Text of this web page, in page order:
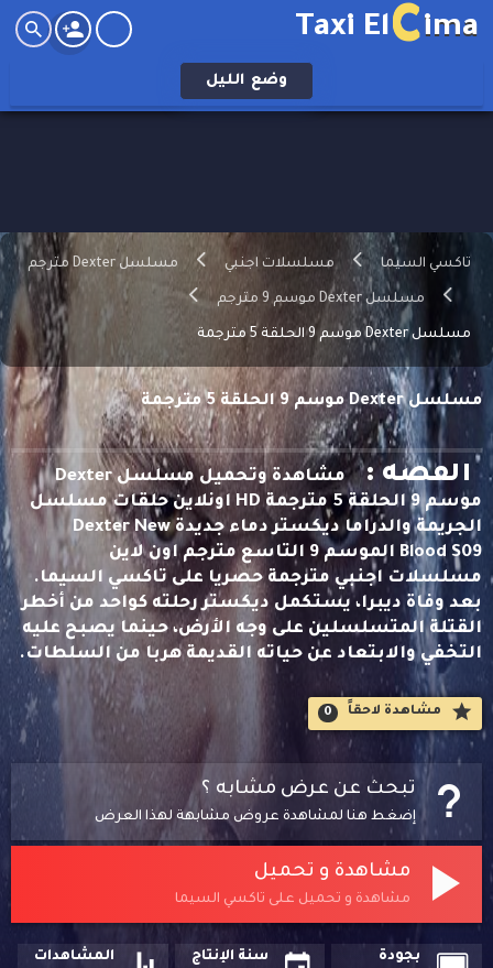
Taxi ElCima
وضع الليل
تاكسي السيما مسلسلات اجنبي مسلسل Dexter مترجم
مسلسل Dexter موسم 9 مترجم
مسلسل Dexter موسم 9 الحلقة 5 مترجمة
مسلسل Dexter موسم 9 الحلقة 5 مترجمة
القصه :
مشاهدة وتحميل مسلسل Dexter
موسم 9 الحلقة 5 مترجمة HD اونلاين حلقات مسلسل
الجريمة والدراما ديكستر دماء جديدة Dexter New
Blood S09 الموسم 9 التاسع مترجم اون لاين
مسلسلات اجنبي مترجمة حصريا على تاكسي السيما.
بعد وفاة ديبرا، يستكمل ديكستر رحلته كواحد من أخطر
القتلة المتسلسلين على وجه الأرض، حينما يصبح عليه
التخفي والابتعاد عن حياته القديمة هربا من السلطات.
مشاهدة لاحقاََ 0
تبحث عن عرض مشابه ؟
إضغط هنا لمشاهدة عروض مشابهة لهذا العرض
مشاهدة و تحميل
مشاهدة و تحميل على تاكسي السيما
بجودة
سنة الإنتاج
المشاهدات